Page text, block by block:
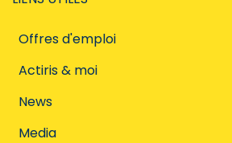
Offres d'emploi
Actiris & moi
News
Media